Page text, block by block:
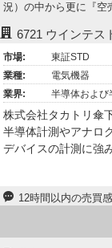
ト
況）の中から更に『空
6721 ウインテス
市場:
東証STD
業種:
電気機器
業界:
半導体および
株式会社タカトリ傘
半導体計測やアナロ
デバイスの計測に強み
12時間以内の売買